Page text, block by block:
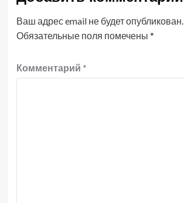
Ваш адрес email не будет опубликован.
Обязательные поля помечены *
Комментарий *